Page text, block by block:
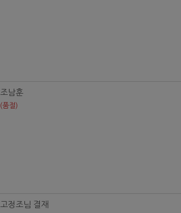
조남훈
(품절)
고정조님 결재